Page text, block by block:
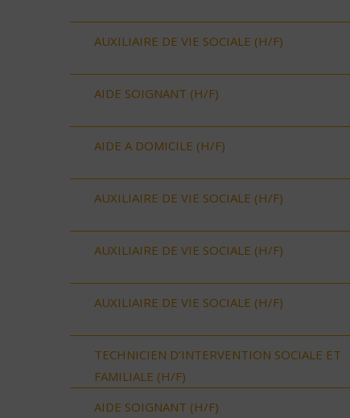
AUXILIAIRE DE VIE SOCIALE (H/F)
AIDE SOIGNANT (H/F)
AIDE A DOMICILE (H/F)
AUXILIAIRE DE VIE SOCIALE (H/F)
AUXILIAIRE DE VIE SOCIALE (H/F)
AUXILIAIRE DE VIE SOCIALE (H/F)
TECHNICIEN D’INTERVENTION SOCIALE ET
FAMILIALE (H/F)
AIDE SOIGNANT (H/F)